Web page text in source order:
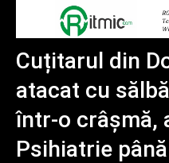
Cuțitarul din
atacat cu
într-o crâșmă,
Psihiatrie